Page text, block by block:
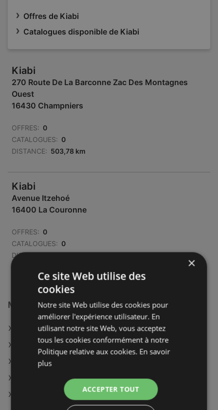
Offres de Kiabi
Catalogues disponible de Kiabi
Kiabi
270 Route De La Barconne Zac Des Montagnes
Ouest
16430 Champniers
OFFRES: 0
CATALOGUES: 0
DISTANCE: 503,78 km
Kiabi
Avenue Itzehoé
16400 La Couronne
OFFRES: 0
CATALOGUES: 0
DISTANCE: 504,77 km
Magasins Kiabi à :
Kiabi à Riom
Kiabi à Brest
Kiabi à Sarrebourg
Kiabi à Lodève
×
Ce site Web utilise des
cookies
Notre site Web utilise des cookies pour
améliorer l'expérience utilisateur. En
utilisant notre site Web, vous acceptez
tous les cookies conformément à notre
Politique relative aux cookies. En savoir
plus
ACCEPTER TOUT